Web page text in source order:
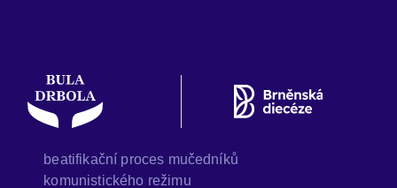
beatifikační proces mučedníků
komunistického režimu